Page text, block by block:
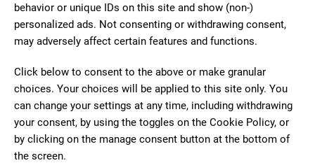
behavior or unique IDs on this site and show (non-)
personalized ads. Not consenting or withdrawing consent,
may adversely affect certain features and functions.
Click below to consent to the above or make granular
choices. Your choices will be applied to this site only. You
can change your settings at any time, including withdrawing
your consent, by using the toggles on the Cookie Policy, or
by clicking on the manage consent button at the bottom of
the screen.
lores
Merece la pena ir a su librería,
tienen de todo y sino intentan buscártelo
nos hicieron y ellos dos son muy
simpáticos y agradables